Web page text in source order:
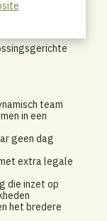
te
team
in een
geen dag
extra legale
die inzet op
het bredere